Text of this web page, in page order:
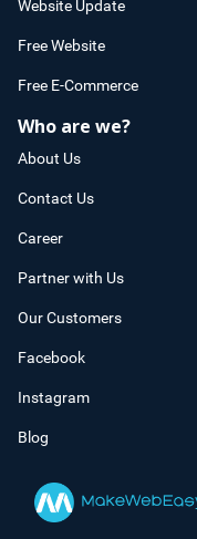
Website Update
Free Website
Free E-Commerce
Who are we?
About Us
Contact Us
Career
Partner with Us
Our Customers
Facebook
Instagram
Blog